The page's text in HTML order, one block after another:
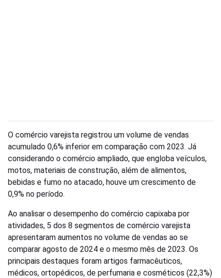
O comércio varejista registrou um volume de vendas
acumulado 0,6% inferior em comparação com 2023. Já
considerando o comércio ampliado, que engloba veículos,
motos, materiais de construção, além de alimentos,
bebidas e fumo no atacado, houve um crescimento de
0,9% no período.
Ao analisar o desempenho do comércio capixaba por
atividades, 5 dos 8 segmentos de comércio varejista
apresentaram aumentos no volume de vendas ao se
comparar agosto de 2024 e o mesmo mês de 2023. Os
principais destaques foram artigos farmacêuticos,
médicos, ortopédicos, de perfumaria e cosméticos (22,3%)